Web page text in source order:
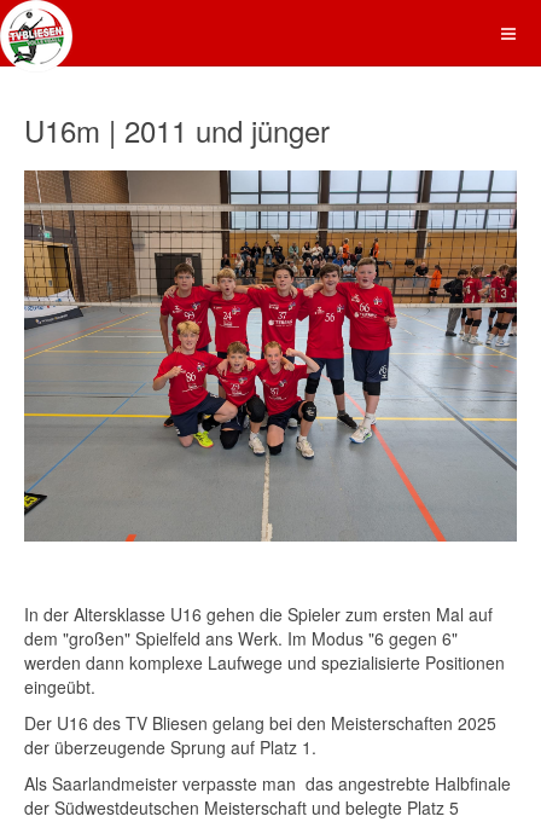
U16m | 2011 und jünger
In der Altersklasse U16 gehen die Spieler zum ersten Mal auf
dem "großen" Spielfeld ans Werk. Im Modus "6 gegen 6"
werden dann komplexe Laufwege und spezialisierte Positionen
eingeübt.
Der U16 des TV Bliesen gelang bei den Meisterschaften 2025
der überzeugende Sprung auf Platz 1.
Als Saarlandmeister verpasste man das angestrebte Halbfinale
der Südwestdeutschen Meisterschaft und belegte Platz 5